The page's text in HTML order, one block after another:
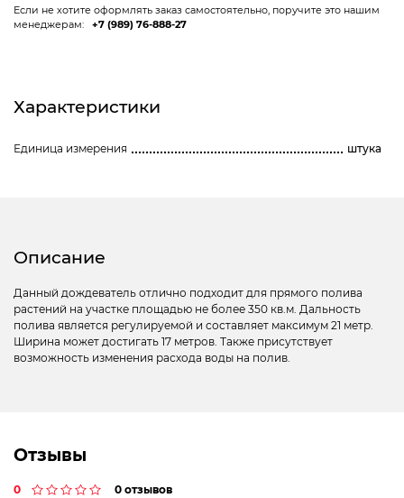
Если не хотите оформлять заказ самостоятельно, поручите это нашим
менеджерам:
+7 (989) 76-888-27
Характеристики
Единица измерения штука
Описание
Данный дождеватель отлично подходит для прямого полива
растений на участке площадью не более 350 кв.м. Дальность
полива является регулируемой и составляет максимум 21 метр.
Ширина может достигать 17 метров. Также присутствует
возможность изменения расхода воды на полив.
Отзывы
0 0 отзывов